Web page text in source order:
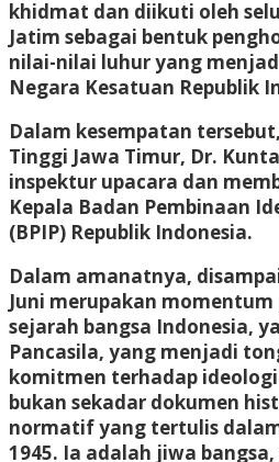
khidmat dan diikuti oleh
Jatim sebagai bentuk
nilai-nilai luhur yang
Negara Kesatuan Republik
Dalam kesempatan
Tinggi Jawa Timur, Dr.
inspektur upacara dan
Kepala Badan Pembinaan
(BPIP) Republik Indonesia.
Dalam amanatnya,
Juni merupakan
sejarah bangsa Indonesia,
Pancasila, yang menjadi
komitmen terhadap
bukan sekadar dokumen
normatif yang tertulis
1945. Ia adalah jiwa